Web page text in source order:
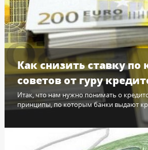
Как снизить ставку по
советов от гуру
Итак, что нам нужно понимать о
принципы, по которым банки выдают